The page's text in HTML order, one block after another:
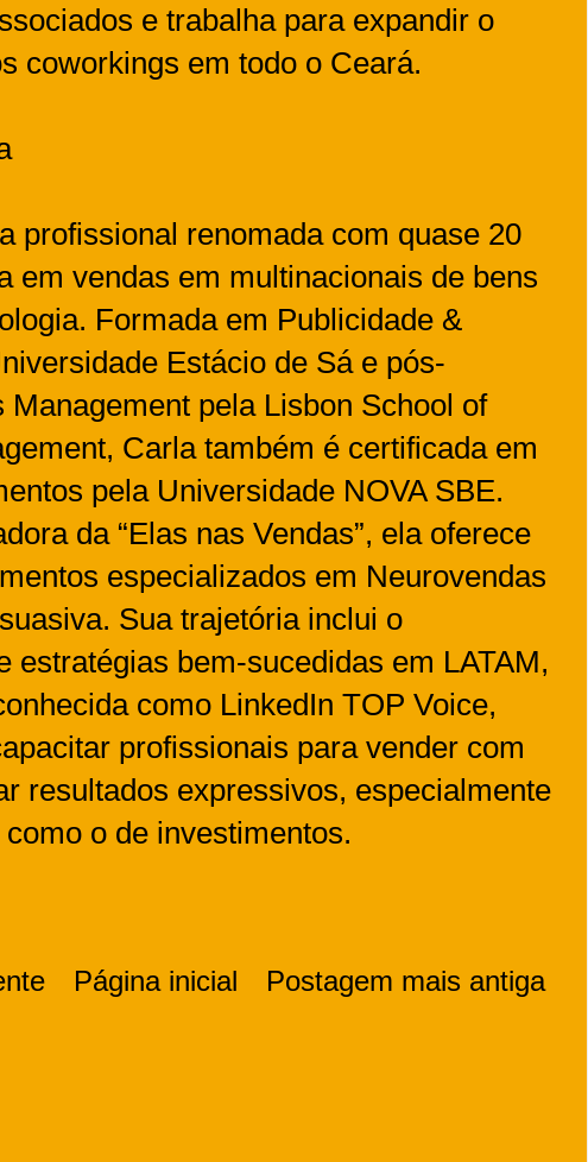
e trabalha para expandir o
coworkings em todo o Ceará.
profissional renomada com quase 20
em vendas em multinacionais de bens
Formada em Publicidade &
Estácio de Sá e pós-
Management pela Lisbon School of
Carla também é certificada em
pela Universidade NOVA SBE.
da “Elas nas Vendas”, ela oferece
especializados em Neurovendas
Sua trajetória inclui o
estratégias bem-sucedidas em LATAM,
como LinkedIn TOP Voice,
profissionais para vender com
resultados expressivos, especialmente
o de investimentos.
Postagem mais antiga
Página inicial